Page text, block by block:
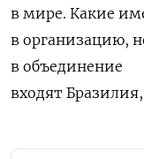
в мире. Какие
в организацию,
в объединение
входят Бразилия,